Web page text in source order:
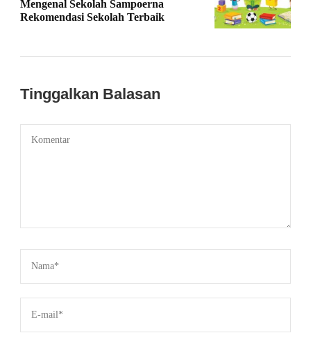
Mengenal Sekolah Sampoerna
Rekomendasi Sekolah Terbaik
Tinggalkan Balasan